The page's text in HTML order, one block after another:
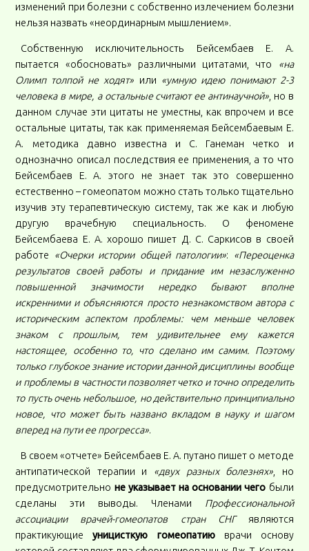
изменений при болезни с собственно излечением болезни
нельзя назвать «неординарным мышлением».
Собственную исключительность Бейсембаев Е. А.
пытается «обосновать» различными цитатами, что «на
Олимп толпой не ходят» или «умную идею понимают 2-3
человека в мире, а остальные считают ее антинаучной» , но в
данном случае эти цитаты не уместны, как впрочем и все
остальные цитаты, так как применяемая Бейсембаевым Е.
А. методика давно известна и С. Ганеман четко и
однозначно описал последствия ее применения, а то что
Бейсембаев Е. А. этого не знает так это совершенно
естественно – гомеопатом можно стать только тщательно
изучив эту терапевтическую систему, так же как и любую
другую врачебную специальность. О феномене
Бейсембаева Е. А. хорошо пишет Д. С. Саркисов в своей
работе «Очерки истории общей патологии»: «Переоценка
результатов своей работы и придание им незаслуженно
повышенной значимости нередко бывают вполне
искренними и объясняются просто незнакомством автора с
историческим аспектом проблемы: чем меньше человек
знаком с прошлым, тем удивительнее ему кажется
настоящее, особенно то, что сделано им самим. Поэтому
только глубокое знание истории данной дисциплины вообще
и проблемы в частности позволяет четко и точно определить
то пусть очень небольшое, но действительно принципиально
новое, что может быть названо вкладом в науку и шагом
вперед на пути ее прогресса».
В своем «отчете» Бейсембаев Е. А. путано пишет о методе
антипатической терапии и «двух разных болезнях», но
предусмотрительно не указывает на основании чего были
сделаны эти выводы. Членами Профессиональной
ассоциации врачей-гомеопатов стран СНГявляются
практикующиеуницисткую гомеопатиюврачи основу